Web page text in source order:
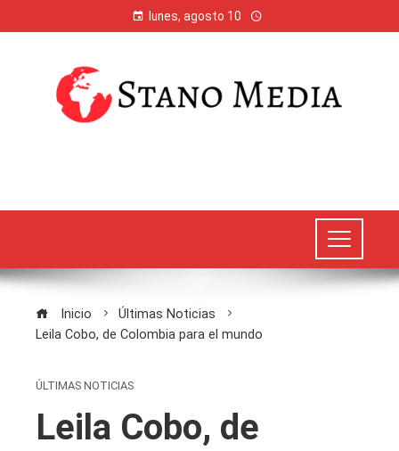
lunes, agosto 10
Inicio
Últimas Noticias
Leila Cobo, de Colombia para el mundo
ÚLTIMAS NOTICIAS
Leila Cobo, de